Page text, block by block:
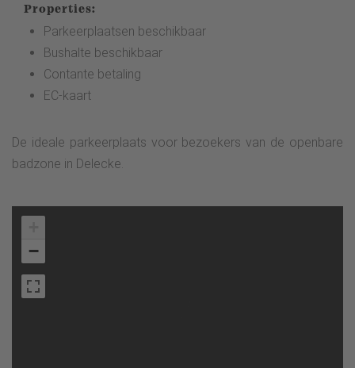
Properties:
Parkeerplaatsen beschikbaar
Bushalte beschikbaar
Contante betaling
EC-kaart
De ideale parkeerplaats voor bezoekers van de openbare
badzone in Delecke.
−